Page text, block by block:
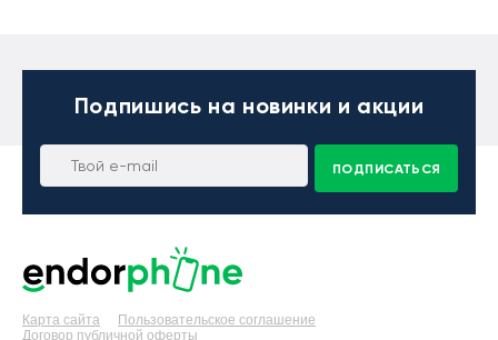
Подпишись на новинки и акции
ПОДПИСАТЬСЯ
Карта сайта
Пользовательское соглашение
Договор публичной оферты